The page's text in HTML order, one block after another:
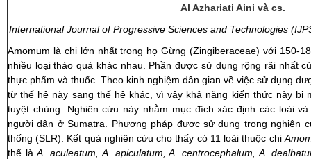
Al Azhariati Aini và cs.
International Journal of Progressive Sciences and Technologies
Amomum là chi lớn nhất trong họ Gừng (Zingiberaceae) với 150-
nhiều loại thảo quả khác nhau. Phần được sử dụng rộng rãi nhất
thực phẩm và thuốc. Theo kinh nghiệm dân gian về việc sử dụng
từ thế hệ này sang thế hệ khác, vì vậy khả năng kiến ​​thức này bị
tuyệt chủng. Nghiên cứu này nhằm mục đích xác định các loài
người dân ở Sumatra. Phương pháp được sử dụng trong nghiên
thống (SLR). Kết quả nghiên cứu cho thấy có 11 loài thuộc chi
thể làA. aculeatum, A. apiculatum, A. centrocephalum, A.